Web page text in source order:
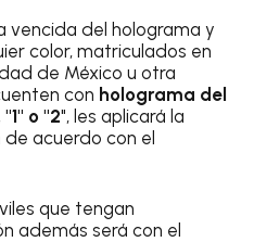
vencida del holograma y
color, matriculados en
de México u otra
con holograma del
o "2", les aplicará la
de acuerdo con el
que tengan
además será con el